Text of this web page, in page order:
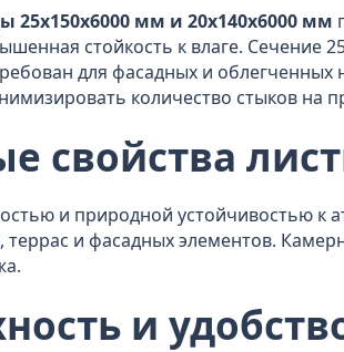
25x150x6000 мм и 20x140x6000 мм
стойкость к влаге. Сечение
для фасадных и
количество стыков на
свойства
и природной устойчивостью к
и фасадных элементов.
и